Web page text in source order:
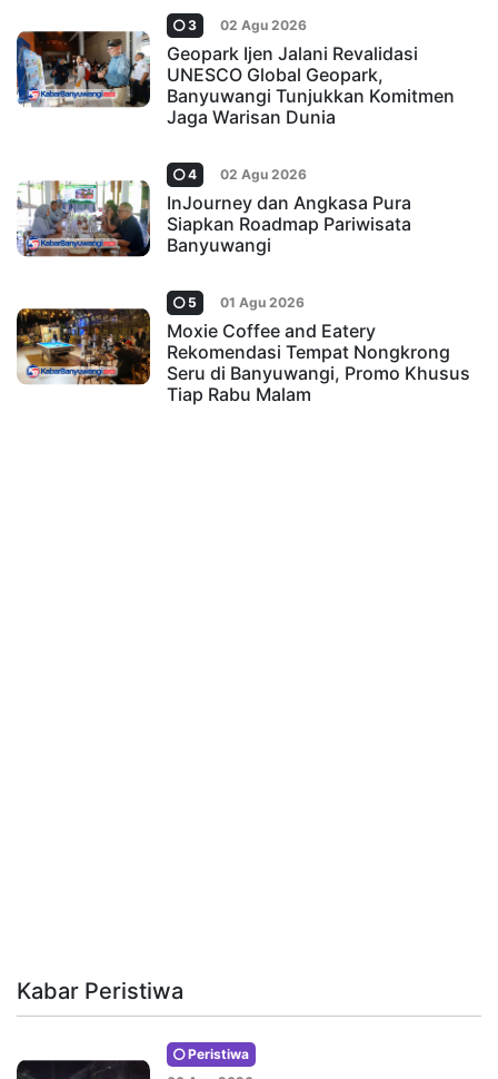
3 02 Agu 2026
Geopark Ijen Jalani Revalidasi
UNESCO Global Geopark,
Banyuwangi Tunjukkan Komitmen
Jaga Warisan Dunia
4 02 Agu 2026
InJourney dan Angkasa Pura
Siapkan Roadmap Pariwisata
Banyuwangi
5 01 Agu 2026
Moxie Coffee and Eatery
Rekomendasi Tempat Nongkrong
Seru di Banyuwangi, Promo Khusus
Tiap Rabu Malam
Kabar Peristiwa
Peristiwa